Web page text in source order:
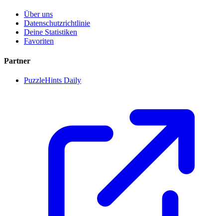
Über uns
Datenschutzrichtlinie
Deine Statistiken
Favoriten
Partner
PuzzleHints Daily